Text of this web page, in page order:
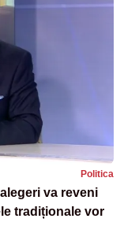
Politica
va reveni
tradiționale vor